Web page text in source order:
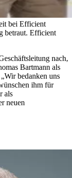
bei Efficient
betraut. Efficient
nach,
Bartmann als
bedanken uns
ihm für
als
neuen